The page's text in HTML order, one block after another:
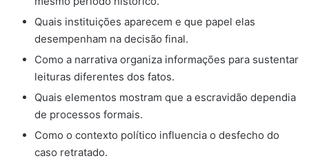
Quais instituições aparecem e que papel elas
desempenham na decisão final.
Como a narrativa organiza informações para sustentar
leituras diferentes dos fatos.
Quais elementos mostram que a escravidão dependia
de processos formais.
Como o contexto político influencia o desfecho do
caso retratado.